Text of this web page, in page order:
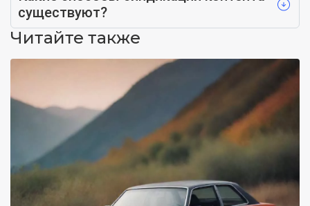
существуют?
Читайте также